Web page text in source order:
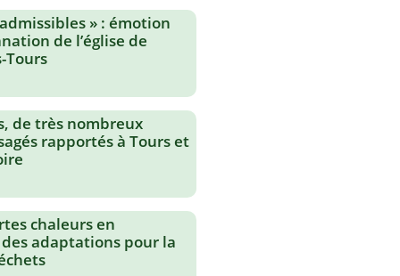
» : émotion
de l’église de
Tours
de très nombreux
rapportés à Tours et
chaleurs en
adaptations pour la